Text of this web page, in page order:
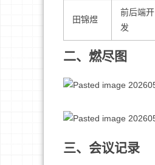
田锦煜
前后端开
发
二、燃尽图
三、会议记录